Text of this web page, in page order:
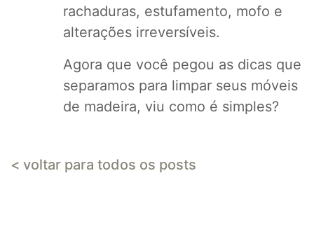
rachaduras, estufamento, mofo e
alterações irreversíveis.
Agora que você pegou as dicas que
separamos para limpar seus móveis
de madeira, viu como é simples?
< voltar para todos os posts